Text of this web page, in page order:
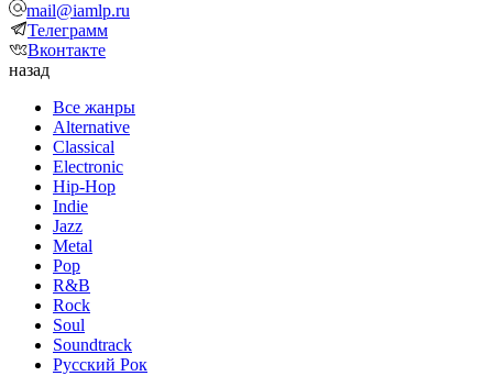
mail@iamlp.ru
Телеграмм
Вконтакте
назад
Все жанры
Alternative
Classical
Electronic
Hip-Hop
Indie
Jazz
Metal
Pop
R&B
Rock
Soul
Soundtrack
Русский Рок